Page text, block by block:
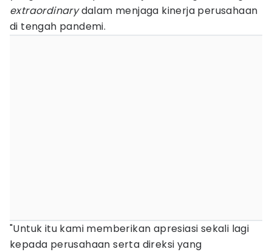
extraordinarydalam menjaga kinerja perusahaan
di tengah pandemi.
"Untuk itu kami memberikan apresiasi sekali lagi
kepada perusahaan serta direksi yang